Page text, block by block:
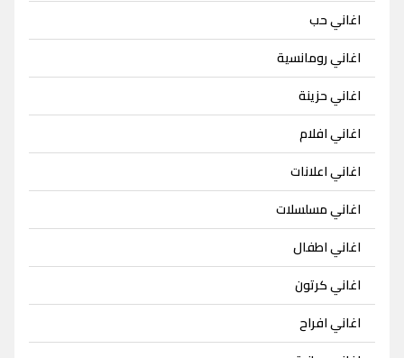
اغاني حب
اغاني رومانسية
اغاني حزينة
اغاني افلام
اغاني اعلانات
اغاني مسلسلات
اغاني اطفال
اغاني كرتون
اغاني افراح